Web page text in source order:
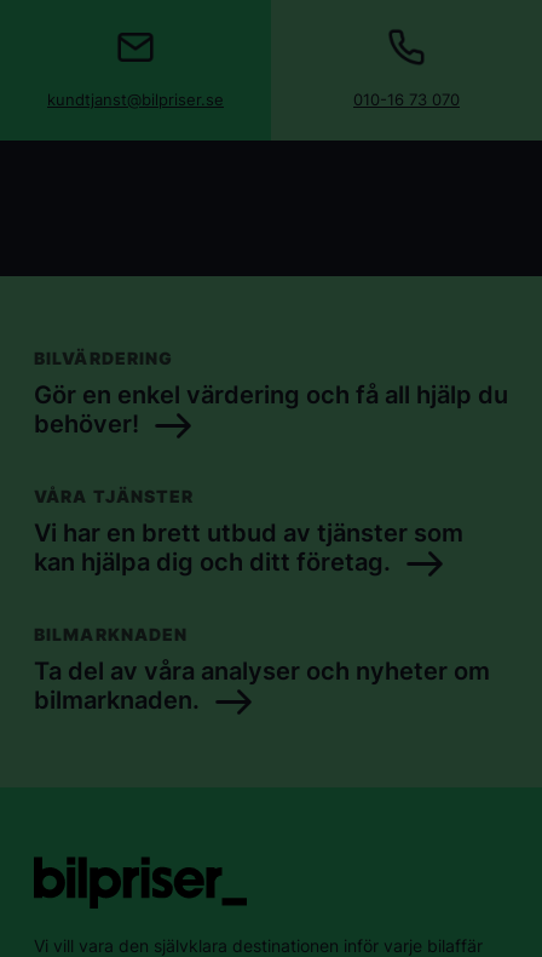
kundtjanst@bilpriser.se 010-16 73 070
BILVÄRDERING
Gör en enkel värdering och få all hjälp du
behöver!
VÅRA TJÄNSTER
Vi har en brett utbud av tjänster som
kan hjälpa dig och ditt företag.
BILMARKNADEN
Ta del av våra analyser och nyheter om
bilmarknaden.
Vi vill vara den självklara destinationen inför varje bilaffär